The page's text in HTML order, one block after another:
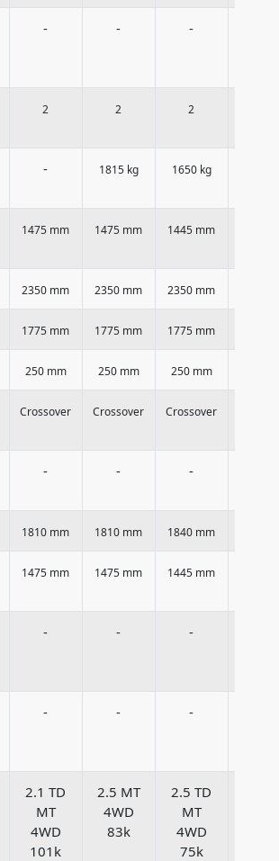
- - -
2 2 2
- 1815 kg 1650 kg
1475 mm 1475 mm 1445 mm
2350 mm 2350 mm 2350 mm
1775 mm 1775 mm 1775 mm
250 mm 250 mm 250 mm
Crossover Crossover Crossover
- - -
1810 mm 1810 mm 1840 mm
1475 mm 1475 mm 1445 mm
- - -
- - -
2.1 TD
MT
4WD
101k
2.5 MT
4WD
83k
2.5 TD
MT
4WD
75k